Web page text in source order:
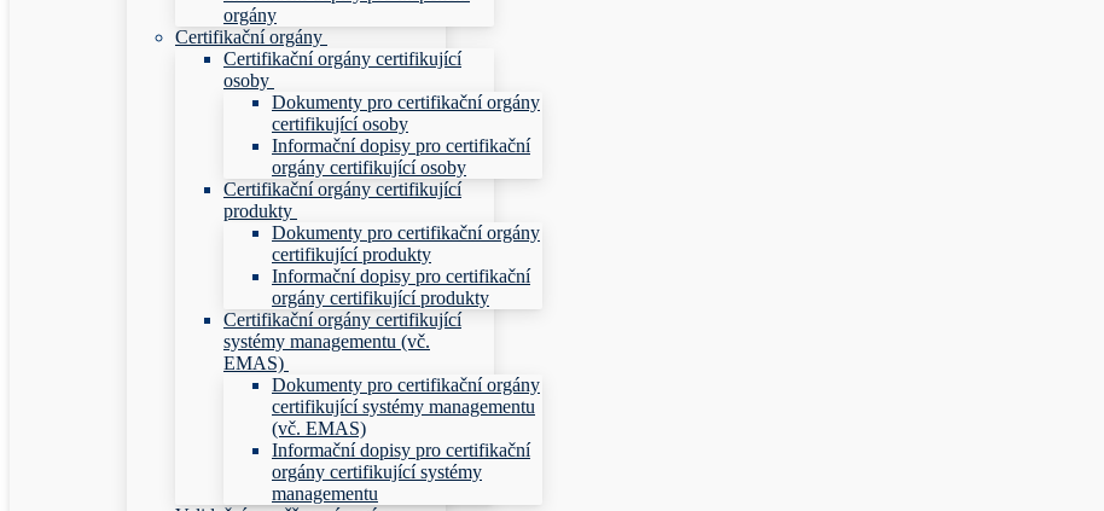
orgány
Certifikační orgány
Certifikační orgány certifikující
osoby
Dokumenty pro certifikační orgány
certifikující osoby
Informační dopisy pro certifikační
orgány certifikující osoby
Certifikační orgány certifikující
produkty
Dokumenty pro certifikační orgány
certifikující produkty
Informační dopisy pro certifikační
orgány certifikující produkty
Certifikační orgány certifikující
systémy managementu (vč.
EMAS)
Dokumenty pro certifikační orgány
certifikující systémy managementu
(vč. EMAS)
Informační dopisy pro certifikační
orgány certifikující systémy
managementu